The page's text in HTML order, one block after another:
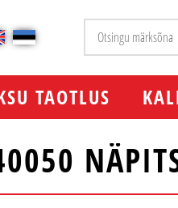
TAOTLUS